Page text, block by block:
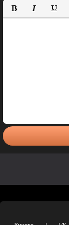
Полужирный
Курсив